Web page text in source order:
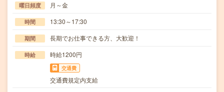
曜日頻度 月～金
時間 13:30～17:30
期間 長期でお仕事できる方、大歓迎！
時給 時給1200円
交通費
交通費規定内支給